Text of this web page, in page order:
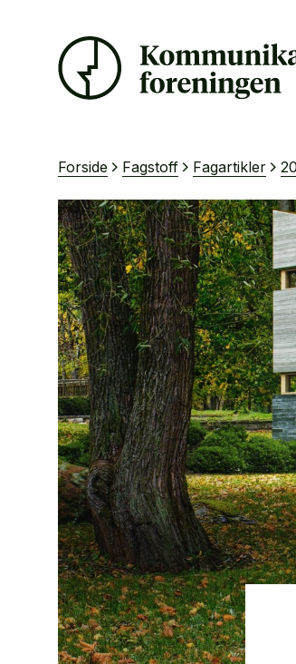
Forside Fagstoff Fagartikler